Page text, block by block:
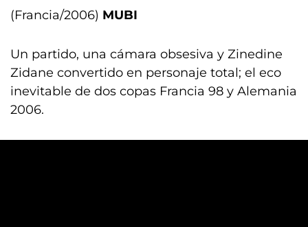
(Francia/2006) MUBI
Un partido, una cámara obsesiva y Zinedine
Zidane convertido en personaje total; el eco
inevitable de dos copas Francia 98 y Alemania
2006.